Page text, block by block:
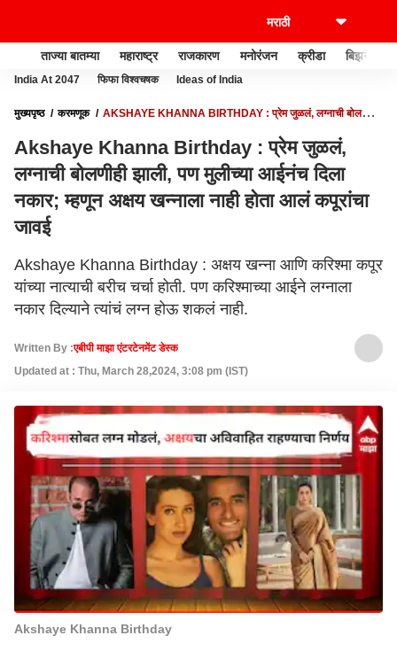
ताज्या बातम्या महाराष्ट्र राजकारण मनोरंजन क्रीडा बिझनेस
India At 2047 फिफा विश्वचषक Ideas of India
मुख्यपृष्ठ करमणूक
AKSHAYE KHANNA BIRTHDAY : प्रेम जुळलं, लग्नाची बोलणीही
Akshaye Khanna Birthday : प्रेम जुळलं,
लग्नाची बोलणीही झाली, पण मुलीच्या आईनंच दिला
नकार; म्हणून अक्षय खन्नाला नाही होता आलं कपूरांचा
जावई
Akshaye Khanna Birthday : अक्षय खन्ना आणि करिश्मा कपूर
यांच्या नात्याची बरीच चर्चा होती. पण करिश्माच्या आईने लग्नाला
नकार दिल्याने त्यांचं लग्न होऊ शकलं नाही.
Written By :एबीपी माझा एंटरटेनमेंट डेस्क
Updated at : Thu, March 28,2024, 3:08 pm (IST)
Akshaye Khanna Birthday